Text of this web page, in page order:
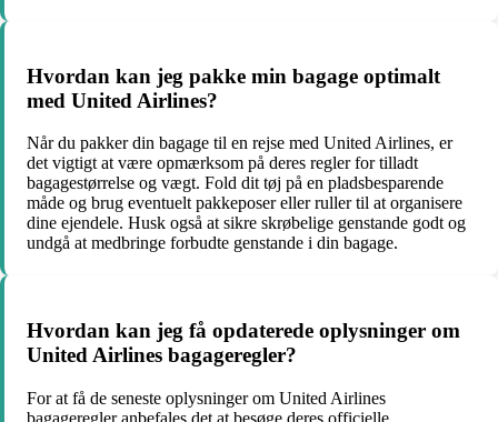
Hvordan kan jeg pakke min bagage optimalt
med United Airlines?
Når du pakker din bagage til en rejse med United Airlines, er
det vigtigt at være opmærksom på deres regler for tilladt
bagagestørrelse og vægt. Fold dit tøj på en pladsbesparende
måde og brug eventuelt pakkeposer eller ruller til at organisere
dine ejendele. Husk også at sikre skrøbelige genstande godt og
undgå at medbringe forbudte genstande i din bagage.
Hvordan kan jeg få opdaterede oplysninger om
United Airlines bagageregler?
For at få de seneste oplysninger om United Airlines
bagageregler anbefales det at besøge deres officielle